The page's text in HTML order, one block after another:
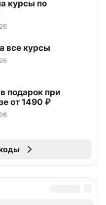
курсы по
все курсы
подарок при
от 1490 ₽